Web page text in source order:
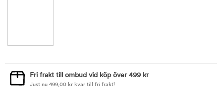
Fri frakt till ombud vid köp över 499 kr
Just nu 499,00 kr kvar till fri frakt!